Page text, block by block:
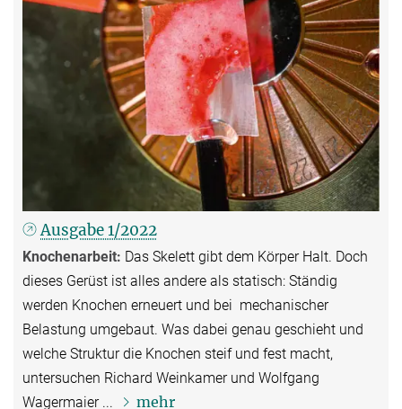
Ausgabe 1/2022
Knochenarbeit: Das Skelett gibt dem Körper Halt. Doch
dieses Gerüst ist alles andere als statisch: Ständig
werden Knochen erneuert und bei mechanischer
Belastung umgebaut. Was dabei genau geschieht und
welche Struktur die Knochen steif und fest macht,
untersuchen Richard Weinkamer und Wolfgang
Wagermaier ...
mehr